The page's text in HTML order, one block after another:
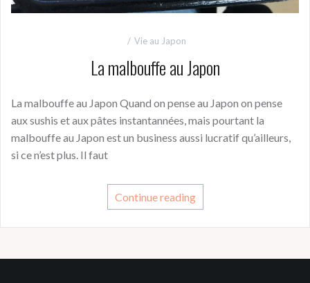
Vie au Japon
La malbouffe au Japon
La malbouffe au Japon Quand on pense au Japon on pense
aux sushis et aux pâtes instantannées, mais pourtant la
malbouffe au Japon est un business aussi lucratif qu’ailleurs,
si ce n’est plus. Il faut
Continue reading